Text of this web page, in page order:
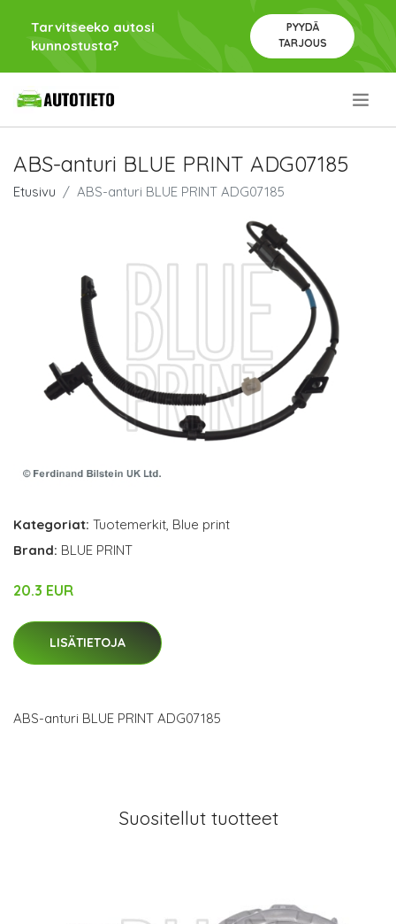
Tarvitseeko autosi
kunnostusta?
PYYDÄ
TARJOUS
ABS-anturi BLUE PRINT ADG07185
Etusivu ABS-anturi BLUE PRINT ADG07185
Kategoriat: Tuotemerkit, Blue print
Brand: BLUE PRINT
20.3 EUR
LISÄTIETOJA
ABS-anturi BLUE PRINT ADG07185
Suositellut tuotteet